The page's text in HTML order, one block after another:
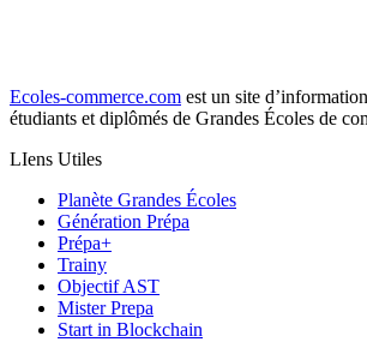
Ecoles-commerce.com est un site
étudiants et diplômés de Grandes Écoles de
LIens Utiles
Planète Grandes Écoles
Génération Prépa
Prépa+
Trainy
Objectif AST
Mister Prepa
Start in Blockchain